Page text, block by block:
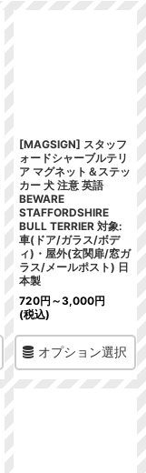
[MAGSIGN] スタッフ
ォードシャーブルテリ
ア マグネット＆ステッ
カー 犬 注意 英語
BEWARE
STAFFORDSHIRE
BULL TERRIER 対象:
車(ドア/ガラス/ボデ
ィ)・屋外(玄関扉/窓ガ
ラス/メールポスト) 日
本製
720円 ～3,000円
(税込)
オプション選択